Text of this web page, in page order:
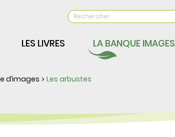
LES LIVRES LA BANQUE IMAGES
d’images Les arbustes